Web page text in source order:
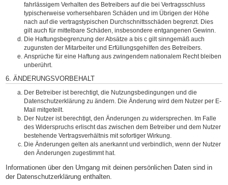
fahrlässigem Verhalten des Betreibers auf die bei Vertragsschluss
typischerweise vorhersehbaren Schäden und im Übrigen der Höhe
nach auf die vertragstypischen Durchschnittsschäden begrenzt. Dies
gilt auch für mittelbare Schäden, insbesondere entgangenen Gewinn.
Die Haftungsbegrenzung der Absätze a bis c gilt sinngemäß auch
zugunsten der Mitarbeiter und Erfüllungsgehilfen des Betreibers.
Ansprüche für eine Haftung aus zwingendem nationalem Recht bleiben
unberührt.
6. ÄNDERUNGSVORBEHALT
Der Betreiber ist berechtigt, die Nutzungsbedingungen und die
Datenschutzerklärung zu ändern. Die Änderung wird dem Nutzer per E-
Mail mitgeteilt.
Der Nutzer ist berechtigt, den Änderungen zu widersprechen. Im Falle
des Widerspruchs erlischt das zwischen dem Betreiber und dem Nutzer
bestehende Vertragsverhältnis mit sofortiger Wirkung.
Die Änderungen gelten als anerkannt und verbindlich, wenn der Nutzer
den Änderungen zugestimmt hat.
Informationen über den Umgang mit deinen persönlichen Daten sind in
der Datenschutzerklärung enthalten.